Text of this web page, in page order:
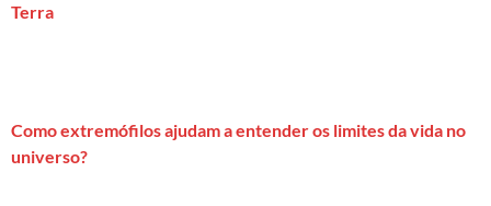
Terra
Como extremófilos ajudam a entender os limites da vida no
universo?